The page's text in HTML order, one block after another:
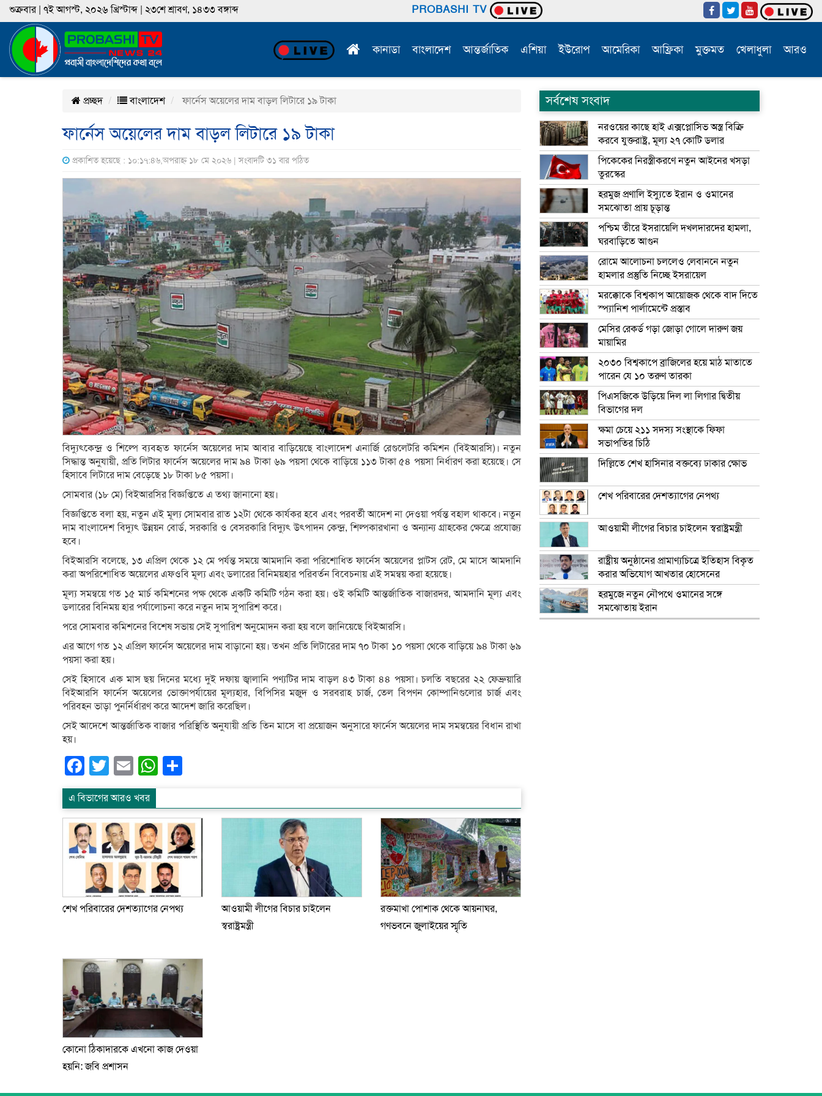
শুক্রবার | ৭ই আগস্ট, ২০২৬ খ্রিস্টাব্দ | ২৩শে শ্রাবণ, ১৪৩৩ বঙ্গাব্দ PROBASHI TV
কানাডা বাংলাদেশ আন্তর্জাতিক এশিয়া ইউরোপ আমেরিকা আফ্রিকা মুক্তমত খেলাধুলা আরও
প্রচ্ছদ বাংলাদেশ ফার্নেস অয়েলের দাম বাড়ল লিটারে ১৯ টাকা
ফার্নেস অয়েলের দাম বাড়ল লিটারে ১৯ টাকা
প্রকাশিত হয়েছে : ১০:১৭:৪৬,অপরাহ্ন ১৮ মে ২০২৬ | সংবাদটি ৩১ বার পঠিত
বিদ্যুৎকেন্দ্র ও শিল্পে ব্যবহৃত ফার্নেস অয়েলের দাম আবার বাড়িয়েছে বাংলাদেশ এনার্জি রেগুলেটরি কমিশন (বিইআরসি)। নতুন
সিদ্ধান্ত অনুযায়ী, প্রতি লিটার ফার্নেস অয়েলের দাম ৯৪ টাকা ৬৯ পয়সা থেকে বাড়িয়ে ১১৩ টাকা ৫৪ পয়সা নির্ধারণ করা হয়েছে। সে
হিসাবে লিটারে দাম বেড়েছে ১৮ টাকা ৮৫ পয়সা।
সোমবার (১৮ মে) বিইআরসির বিজ্ঞপ্তিতে এ তথ্য জানানো হয়।
বিজ্ঞপ্তিতে বলা হয়, নতুন এই মূল্য সোমবার রাত ১২টা থেকে কার্যকর হবে এবং পরবর্তী আদেশ না দেওয়া পর্যন্ত বহাল থাকবে। নতুন
দাম বাংলাদেশ বিদ্যুৎ উন্নয়ন বোর্ড, সরকারি ও বেসরকারি বিদ্যুৎ উৎপাদন কেন্দ্র, শিল্পকারখানা ও অন্যান্য গ্রাহকের ক্ষেত্রে প্রযোজ্য
হবে।
বিইআরসি বলেছে, ১৩ এপ্রিল থেকে ১২ মে পর্যন্ত সময়ে আমদানি করা পরিশোধিত ফার্নেস অয়েলের প্লাটস রেট, মে মাসে আমদানি
করা অপরিশোধিত অয়েলের এফওবি মূল্য এবং ডলারের বিনিময়হার পরিবর্তন বিবেচনায় এই সমন্বয় করা হয়েছে।
মূল্য সমন্বয়ে গত ১৫ মার্চ কমিশনের পক্ষ থেকে একটি কমিটি গঠন করা হয়। ওই কমিটি আন্তর্জাতিক বাজারদর, আমদানি মূল্য এবং
ডলারের বিনিময় হার পর্যালোচনা করে নতুন দাম সুপারিশ করে।
পরে সোমবার কমিশনের বিশেষ সভায় সেই সুপারিশ অনুমোদন করা হয় বলে জানিয়েছে বিইআরসি।
এর আগে গত ১২ এপ্রিল ফার্নেস অয়েলের দাম বাড়ানো হয়। তখন প্রতি লিটারের দাম ৭০ টাকা ১০ পয়সা থেকে বাড়িয়ে ৯৪ টাকা ৬৯
পয়সা করা হয়।
সেই হিসাবে এক মাস ছয় দিনের মধ্যে দুই দফায় জ্বালানি পণ্যটির দাম বাড়ল ৪৩ টাকা ৪৪ পয়সা। চলতি বছরের ২২ ফেব্রুয়ারি
বিইআরসি ফার্নেস অয়েলের ভোক্তাপর্যায়ের মূল্যহার, বিপিসির মজুদ ও সরবরাহ চার্জ, তেল বিপণন কোম্পানিগুলোর চার্জ এবং
পরিবহন ভাড়া পুনর্নির্ধারণ করে আদেশ জারি করেছিল।
সেই আদেশে আন্তর্জাতিক বাজার পরিস্থিতি অনুযায়ী প্রতি তিন মাসে বা প্রয়োজন অনুসারে ফার্নেস অয়েলের দাম সমন্বয়ের বিধান রাখা
হয়।
Facebook
Twitter
EmailWhatsApp
এ বিভাগের আরও খবর
শেখ পরিবারের দেশত্যাগের নেপথ্য
আওয়ামী লীগের বিচার চাইলেন
স্বরাষ্ট্রমন্ত্রী
রক্তমাখা পোশাক থেকে আয়নাঘর,
গণভবনে জুলাইয়ের স্মৃতি
কোনো ঠিকাদারকে এখনো কাজ দেওয়া
হয়নি: জবি প্রশাসন
সর্বশেষ সংবাদ
নরওয়ের কাছে হাই এক্সপ্লোসিভ অস্ত্র বিক্রি
করবে যুক্তরাষ্ট্র, মূল্য ২৭ কোটি ডলার
পিকেকের নিরস্ত্রীকরণে নতুন আইনের খসড়া
তুরস্কের
হরমুজ প্রণালি ইস্যুতে ইরান ও ওমানের
সমঝোতা প্রায় চূড়ান্ত
পশ্চিম তীরে ইসরায়েলি দখলদারদের হামলা,
ঘরবাড়িতে আগুন
রোমে আলোচনা চললেও লেবাননে নতুন
হামলার প্রস্তুতি নিচ্ছে ইসরায়েল
মরক্কোকে বিশ্বকাপ আয়োজক থেকে বাদ দিতে
স্প্যানিশ পার্লামেন্টে প্রস্তাব
মেসির রেকর্ড গড়া জোড়া গোলে দারুণ জয়
মায়ামির
২০৩০ বিশ্বকাপে ব্রাজিলের হয়ে মাঠ মাতাতে
পারেন যে ১০ তরুণ তারকা
পিএসজিকে উড়িয়ে দিল লা লিগার দ্বিতীয়
বিভাগের দল
ক্ষমা চেয়ে ২১১ সদস্য সংস্থাকে ফিফা
সভাপতির চিঠি
দিল্লিতে শেখ হাসিনার বক্তব্যে ঢাকার ক্ষোভ
শেখ পরিবারের দেশত্যাগের নেপথ্য
আওয়ামী লীগের বিচার চাইলেন স্বরাষ্ট্রমন্ত্রী
রাষ্ট্রীয় অনুষ্ঠানের প্রামাণ্যচিত্রে ইতিহাস বিকৃত
করার অভিযোগ আখতার হোসেনের
হরমুজে নতুন নৌপথে ওমানের সঙ্গে
সমঝোতায় ইরান